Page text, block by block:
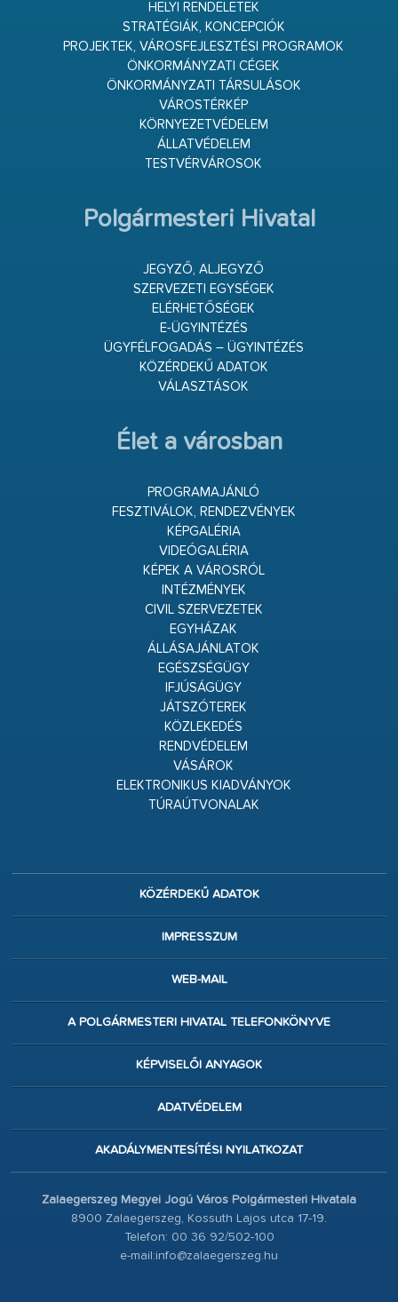
HELYI RENDELETEK
STRATÉGIÁK, KONCEPCIÓK
PROJEKTEK, VÁROSFEJLESZTÉSI PROGRAMOK
ÖNKORMÁNYZATI CÉGEK
ÖNKORMÁNYZATI TÁRSULÁSOK
VÁROSTÉRKÉP
KÖRNYEZETVÉDELEM
ÁLLATVÉDELEM
TESTVÉRVÁROSOK
Polgármesteri Hivatal
JEGYZŐ, ALJEGYZŐ
SZERVEZETI EGYSÉGEK
ELÉRHETŐSÉGEK
E-ÜGYINTÉZÉS
ÜGYFÉLFOGADÁS – ÜGYINTÉZÉS
KÖZÉRDEKŰ ADATOK
VÁLASZTÁSOK
Élet a városban
PROGRAMAJÁNLÓ
FESZTIVÁLOK, RENDEZVÉNYEK
KÉPGALÉRIA
VIDEÓGALÉRIA
KÉPEK A VÁROSRÓL
INTÉZMÉNYEK
CIVIL SZERVEZETEK
EGYHÁZAK
ÁLLÁSAJÁNLATOK
EGÉSZSÉGÜGY
IFJÚSÁGÜGY
JÁTSZÓTEREK
KÖZLEKEDÉS
RENDVÉDELEM
VÁSÁROK
ELEKTRONIKUS KIADVÁNYOK
TÚRAÚTVONALAK
KÖZÉRDEKŰ ADATOK
IMPRESSZUM
WEB-MAIL
A POLGÁRMESTERI HIVATAL TELEFONKÖNYVE
KÉPVISELŐI ANYAGOK
ADATVÉDELEM
AKADÁLYMENTESÍTÉSI NYILATKOZAT
Zalaegerszeg Megyei Jogú Város Polgármesteri Hivatala
8900 Zalaegerszeg, Kossuth Lajos utca 17-19.
Telefon: 00 36 92/502-100
e-mail:info@zalaegerszeg.hu